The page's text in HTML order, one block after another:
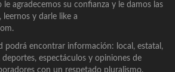
agradecemos su confianza y le damos las
leernos y darle like a
podrá encontrar información: local, estatal,
espectáculos y opiniones de